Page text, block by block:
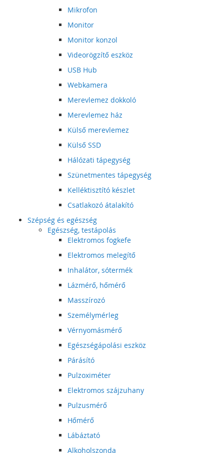
Mikrofon
Monitor
Monitor konzol
Videorögzítő eszköz
USB Hub
Webkamera
Merevlemez dokkoló
Merevlemez ház
Külső merevlemez
Külső SSD
Hálózati tápegység
Szünetmentes tápegység
Kelléktisztító készlet
Csatlakozó átalakító
Szépség és egészség
Egészség, testápolás
Elektromos fogkefe
Elektromos melegítő
Inhalátor, sótermék
Lázmérő, hőmérő
Masszírozó
Személymérleg
Vérnyomásmérő
Egészségápolási eszköz
Párásító
Pulzoximéter
Elektromos szájzuhany
Pulzusmérő
Hőmérő
Lábáztató
Alkoholszonda